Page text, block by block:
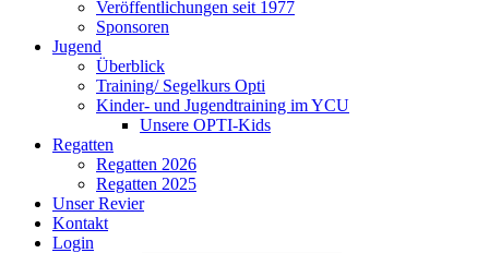
Veröffentlichungen seit 1977
Sponsoren
Jugend
Überblick
Training/ Segelkurs Opti
Kinder- und Jugendtraining im YCU
Unsere OPTI-Kids
Regatten
Regatten 2026
Regatten 2025
Unser Revier
Kontakt
Login